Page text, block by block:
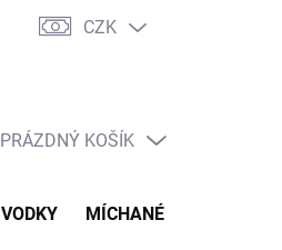
Doprava Jak balíme zásilky
CZK
NÁKUPNÍ
PRÁZDNÝ KOŠÍK
VODKY MÍCHANÉ DRINKY